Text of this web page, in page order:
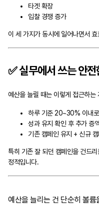
타겟 확장
입찰 경쟁 증가
이 세 가지가 동시에 일어나면서
✅ 실무에서 쓰는 안
예산을 늘릴 때는 이렇게 접근하는
하루 기준 20~30% 이내
성과 유지 확인 후 추가 증
기존 캠페인 유지 + 신규
특히 기존 잘 되던 캠페인을 건드
정적입니다.
예산을 늘리는 건 단순히 볼륨